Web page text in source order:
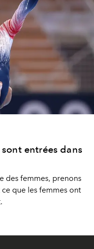
entrées dans
des femmes, prenons
que les femmes ont